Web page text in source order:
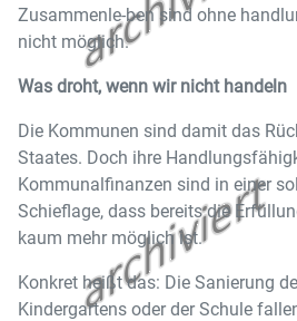
Zusammenle-ben sind ohne
nicht möglich.
Was droht, wenn wir nicht handeln
Die Kommunen sind damit das
Staates. Doch ihre
Kommunalfinanzen sind in einer
Schieflage, dass bereits die
kaum mehr möglich ist.
Konkret heißt das: Die Sanierung
Kindergartens oder der Schule